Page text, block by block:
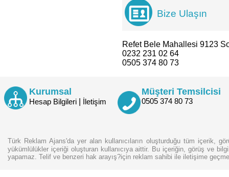
Bize Ulaşın
Refet Bele Mahallesi 9123
0232 231 02 64
0505 374 80 73
Kurumsal
Hesap Bilgileri İletişim
Müşteri Temsilcisi
0505 374 80 73
Türk Reklam Ajans'da yer alan kullanıcıların oluşturduğu tüm içerik,
yükümlülükler içeriği oluşturan kullanıcıya aittir. Bu içeriğin, görüş ve
yapamaz. Telif ve benzeri hak arayış?için reklam sahibi ile iletişime